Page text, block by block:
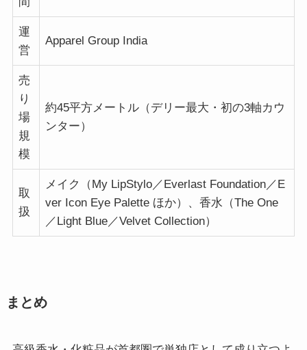
運
営
Apparel Group India
売
り
場
規
模
約45平方メートル（デリー最大・初の3軸カウ
ンター）
取
扱
メイク（My LipStylo／Everlast Foundation／E
ver Icon Eye Palette ほか）、香水（The One
／Light Blue／Velvet Collection）
まとめ